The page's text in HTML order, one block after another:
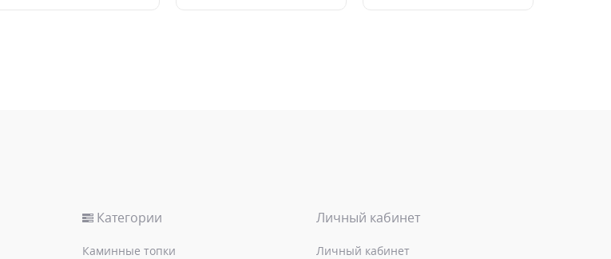
Категории
Каминные топки
Личный кабинет
Личный кабинет